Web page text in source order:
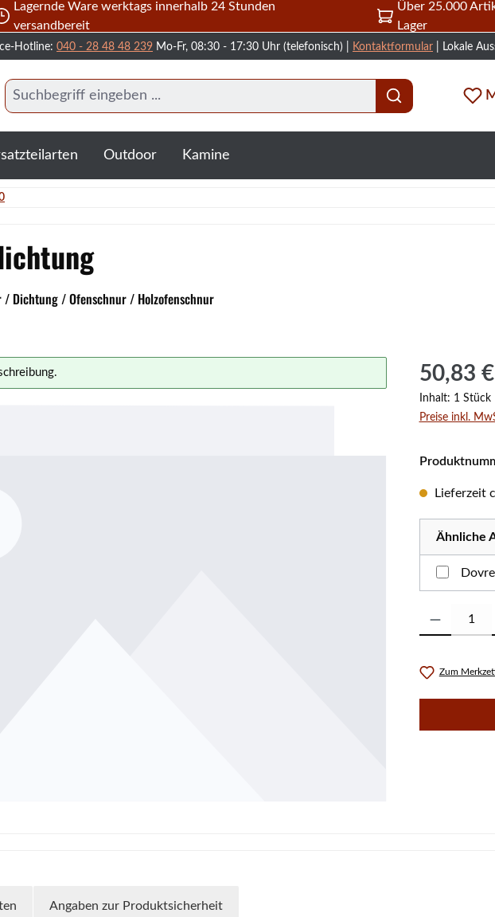
Lagernde Ware werktags innerhalb 24 Stunden
versandbereit
Über 25.000
Lager
Hotline: 040 - 28 48 48 239 Mo-Fr, 08:30 - 17:30 Uhr (telefonisch) | Kontaktformular | Lokale
Outdoor Kamine
Dichtung / Ofenschnur / Holzofenschnur
Regulärer
50,83 €
Inhalt: 1 Stück
Preise inkl.
Lieferzeit
Ähnliche
Produkt
Zum
Angaben zur Produktsicherheit